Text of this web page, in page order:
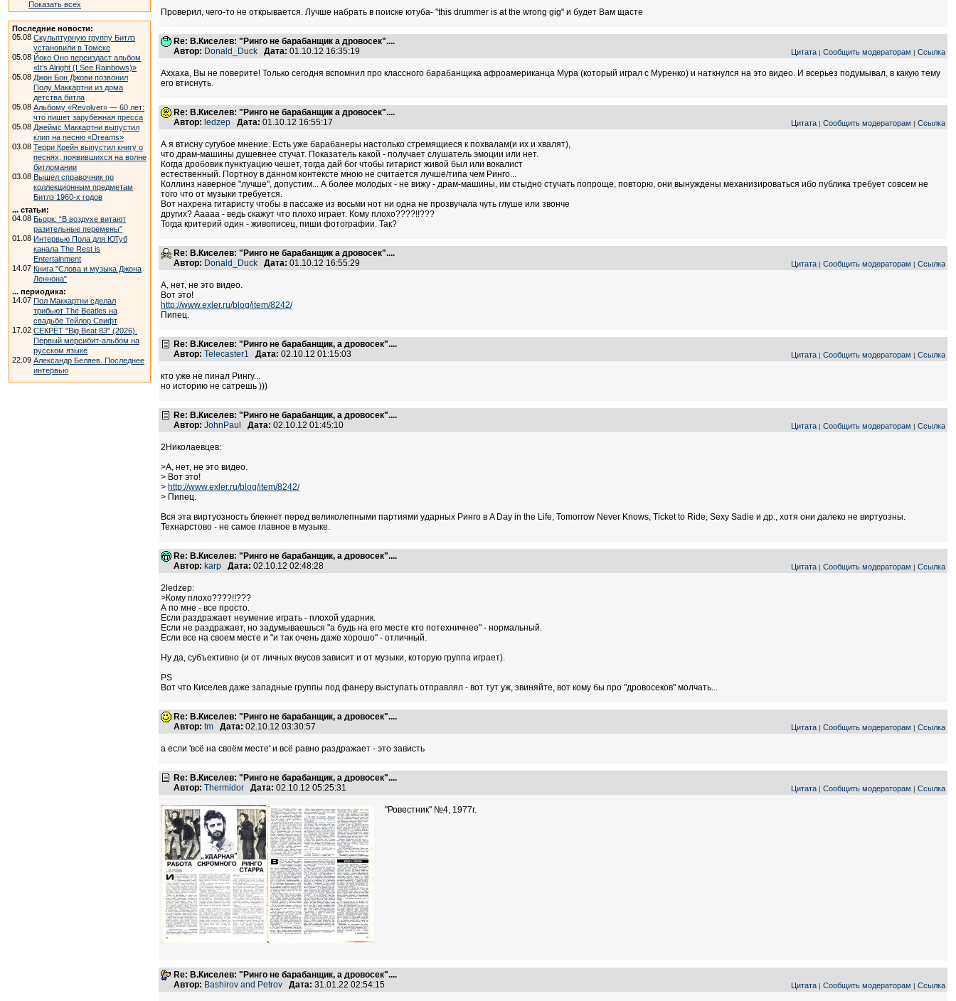
Показать всех
Последние новости:
05.08 Скульптурную группу Битлз
установили в Томске
05.08 Йоко Оно переиздаст альбом
«It’s Alright (I See Rainbows)»
05.08 Джон Бон Джови позвонил
Полу Маккартни из дома
детства битла
05.08 Альбому «Revolver» — 60 лет:
что пишет зарубежная пресса
05.08 Джеймс Маккартни выпустил
клип на песню «Dreams»
03.08 Терри Крейн выпустил книгу о
песнях, появившихся на волне
битломании
03.08 Вышел справочник по
коллекционным предметам
Битлз 1960-х годов
... статьи:
04.08 Бьорк: “В воздухе витают
разительные перемены”
01.08 Интервью Пола для ЮТуб
канала The Rest is
Entertainment
14.07 Книга "Слова и музыка Джона
Леннона"
... периодика:
14.07 Пол Маккартни сделал
трибьют The Beatles на
свадьбе Тейлор Свифт
17.02 СЕКРЕТ "Big Beat 83" (2026).
Первый мерсибит-альбом на
русском языке
22.09 Александр Беляев. Последнее
интервью
Проверил, чего-то не открывается. Лучше набрать в поиске ютуба- "this drummer is at the wrong gig" и будет Вам щасте
Re: В.Киселев: "Ринго не барабанщик а дровосек"....
Автор: Donald_Duck Дата: 01.10.12 16:35:19 Цитата | Сообщить модераторам | Ссылка
Аххаха, Вы не поверите! Только сегодня вспомнил про классного барабанщика афроамериканца Мура (который играл с Муренко) и наткнулся на это видео. И всерьез подумывал, в какую тему
его втиснуть.
Re: В.Киселев: "Ринго не барабанщик а дровосек"....
Автор: ledzep Дата: 01.10.12 16:55:17 Цитата | Сообщить модераторам | Ссылка
А я втисну сугубое мнение. Есть уже барабанеры настолько стремящиеся к похвалам(и их и хвалят),
что драм-машины душевнее стучат. Показатель какой - получает слушатель эмоции или нет.
Когда дробовик пунктуацию чешет, тогда дай бог чтобы гитарист живой был или вокалист
естественный. Портноу в данном контексте мною не считается лучше/типа чем Ринго...
Коллинз наверное "лучше", допустим... А более молодых - не вижу - драм-машины, им стыдно стучать попроще, повторю, они вынуждены механизироваться ибо публика требует совсем не
того что от музыки требуется.
Вот нахрена гитаристу чтобы в пассаже из восьми нот ни одна не прозвучала чуть глуше или звонче
других? Ааааа - ведь скажут что плохо играет. Кому плохо????!!???
Тогда критерий один - живописец, пиши фотографии. Так?
Re: В.Киселев: "Ринго не барабанщик а дровосек"....
Автор: Donald_Duck Дата: 01.10.12 16:55:29 Цитата | Сообщить модераторам | Ссылка
А, нет, не это видео.
Вот это!
http://www.exler.ru/blog/item/8242/
Пипец.
Re: В.Киселев: "Ринго не барабанщик, а дровосек"....
Автор: Telecaster1 Дата: 02.10.12 01:15:03 Цитата | Сообщить модераторам | Ссылка
кто уже не пинал Рингу...
но историю не сатрешь )))
Re: В.Киселев: "Ринго не барабанщик, а дровосек"....
Автор: JohnPaul Дата: 02.10.12 01:45:10 Цитата | Сообщить модераторам | Ссылка
2Николаевцев:
>А, нет, не это видео.
> Вот это!
> http://www.exler.ru/blog/item/8242/
> Пипец.
Вся эта виртуозность блекнет перед великолепными партиями ударных Ринго в A Day in the Life, Tomorrow Never Knows, Ticket to Ride, Sexy Sadie и др., хотя они далеко не виртуозны.
Технарстово - не самое главное в музыке.
Re: В.Киселев: "Ринго не барабанщик, а дровосек"....
Автор: karp Дата: 02.10.12 02:48:28 Цитата | Сообщить модераторам | Ссылка
2ledzep:
>Кому плохо????!!???
А по мне - все просто.
Если раздражает неумение играть - плохой ударник.
Если не раздражает, но задумываешься "а будь на его месте кто потехничнее" - нормальный.
Если все на своем месте и "и так очень даже хорошо" - отличный.
Ну да, субъективно (и от личных вкусов зависит и от музыки, которую группа играет).
PS
Вот что Киселев даже западные группы под фанеру выступать отправлял - вот тут уж, звиняйте, вот кому бы про "дровосеков" молчать...
Re: В.Киселев: "Ринго не барабанщик, а дровосек"....
Автор: tm Дата: 02.10.12 03:30:57 Цитата | Сообщить модераторам | Ссылка
а если 'всё на своём месте' и всё равно раздражает - это зависть
Re: В.Киселев: "Ринго не барабанщик, а дровосек"....
Автор: Thermidor Дата: 02.10.12 05:25:31 Цитата | Сообщить модераторам | Ссылка
"Ровестник" №4, 1977г.
Re: В.Киселев: "Ринго не барабанщик, а дровосек"....
Автор: Bashirov and Petrov Дата: 31.01.22 02:54:15 Цитата | Сообщить модераторам | Ссылка